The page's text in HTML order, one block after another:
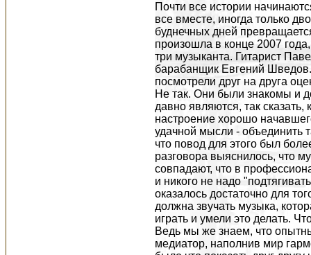
Почти все истории
все вместе, иногда только
буднечных дней
произошла в конце 2007
три музыканта. Гитарист
барабанщик Евгений
посмотрели друг на друга
Не так. Они были знакомы и
давно являются, так
настроение хорошо
удачной мысли - объединить
что повод для этого был
разговора выяснилось, что
совпадают, что в
и никого не надо
оказалось достаточно для
должна звучать музыка,
играть и умели это делать.
Ведь мы же знаем, что
медиатор, наполнив мир